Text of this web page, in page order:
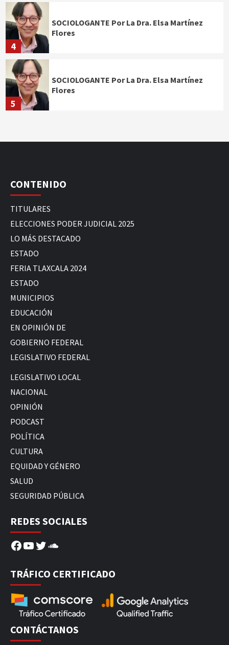
4
SOCIOLOGANTE Por La Dra. Elsa Martínez
Flores
5
SOCIOLOGANTE Por La Dra. Elsa Martínez
Flores
CONTENIDO
TITULARES
ELECCIONES PODER JUDICIAL 2025
LO MÁS DESTACADO
ESTADO
FERIA TLAXCALA 2024
ESTADO
MUNICIPIOS
EDUCACIÓN
EN OPINIÓN DE
GOBIERNO FEDERAL
LEGISLATIVO FEDERAL
LEGISLATIVO LOCAL
NACIONAL
OPINIÓN
PODCAST
POLÍTICA
CULTURA
EQUIDAD Y GÉNERO
SALUD
SEGURIDAD PÚBLICA
REDES SOCIALES
Facebook
YouTube
Twitter
SoundCloud
TRÁFICO CERTIFICADO
CONTÁCTANOS